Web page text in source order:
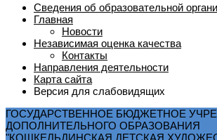
Сведения об образовательной
Главная
Новости
Независимая оценка качества
Контакты
Направления деятельности
Карта сайта
Версия для слабовидящих
ГОСУДАРСТВЕННОЕ БЮДЖЕТНОЕ
ДОПОЛНИТЕЛЬНОГО ОБРАЗОВАНИЯ
"КОШКЕЛЬДИНСКАЯ ДЕТСКАЯ